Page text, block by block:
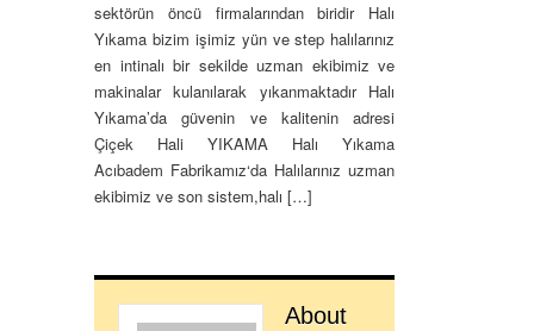
sektörün öncü firmalarından biridir Halı
Yıkama bizim işimiz yün ve step halılarınız
en intinalı bir sekilde uzman ekibimiz ve
makinalar kulanılarak yıkanmaktadır Halı
Yıkama’da güvenin ve kalitenin adresi
Çiçek Hali YIKAMA Halı Yıkama
Acıbadem Fabrikamız‘da Halılarınız uzman
ekibimiz ve son sistem,halı […]
About